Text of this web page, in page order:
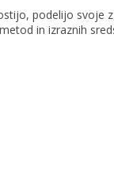
podelijo
in izraznih